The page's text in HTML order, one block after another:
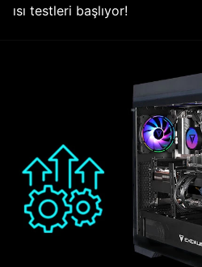
ısı testleri başlıyor!